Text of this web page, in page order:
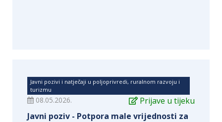
Javni pozivi i natječaji u poljoprivredi, ruralnom razvoju i
turizmu
Prijave u tijeku
08.05.2026.
Javni poziv - Potpora male vrijednosti za